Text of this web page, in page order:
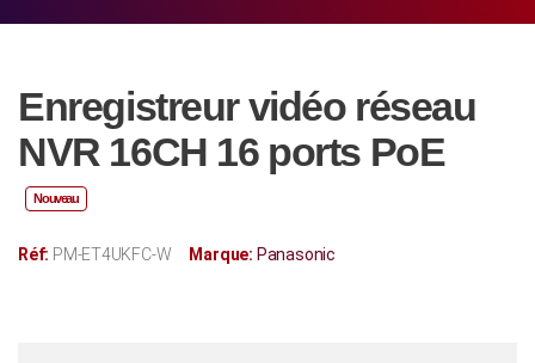
Enregistreur vidéo réseau
NVR 16CH 16 ports PoE
Nouveau
Réf: PM-ET4UKFC-W Marque: Panasonic